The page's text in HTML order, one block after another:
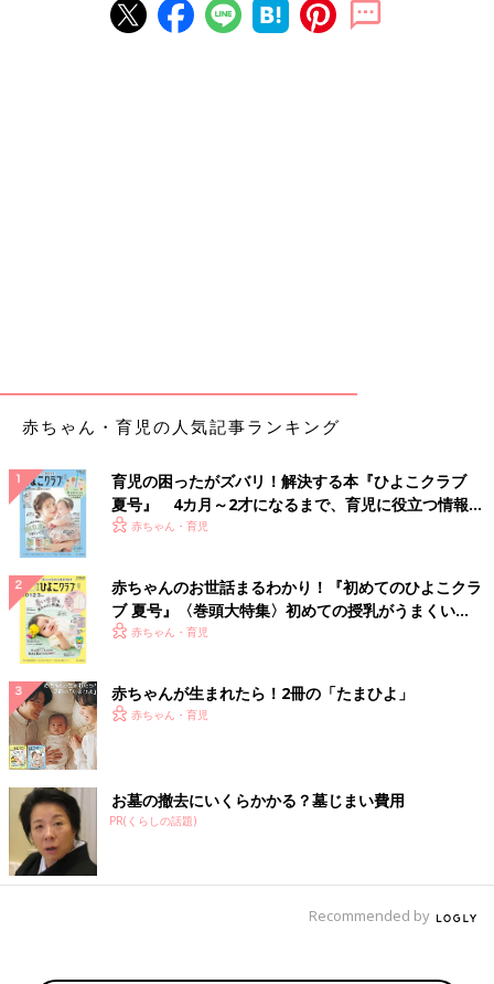
赤ちゃん・育児の人気記事ランキング
育児の困ったがズバリ！解決する本『ひよこクラブ
夏号』 4カ月～2才になるまで、育児に役立つ情報が
いっぱい！
赤ちゃん・育児
赤ちゃんのお世話まるわかり！『初めてのひよこクラ
ブ 夏号』〈巻頭大特集〉初めての授乳がうまくい
く！ おっぱい・ミルクの基本と夏のトラブル 解決テ
赤ちゃん・育児
赤ちゃんが生まれたら！2冊の「たまひよ」
赤ちゃん・育児
お墓の撤去にいくらかかる？墓じまい費用
PR(くらしの話題)
Recommended by